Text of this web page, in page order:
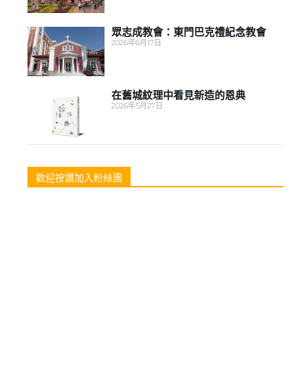
眾志成教會：東門巴克禮紀念教會
2026年6月17日
在舊城紋理中看見新造的恩典
2026年5月27日
歡迎按讚加入粉絲團